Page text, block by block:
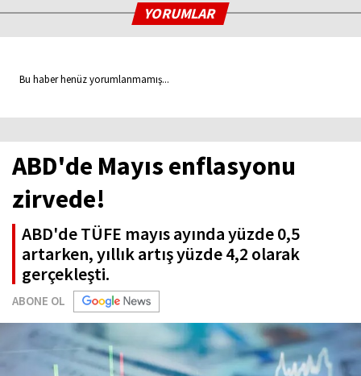
YORUMLAR
Bu haber henüz yorumlanmamış...
ABD'de Mayıs enflasyonu
zirvede!
ABD'de TÜFE mayıs ayında yüzde 0,5
artarken, yıllık artış yüzde 4,2 olarak
gerçekleşti.
ABONE OL